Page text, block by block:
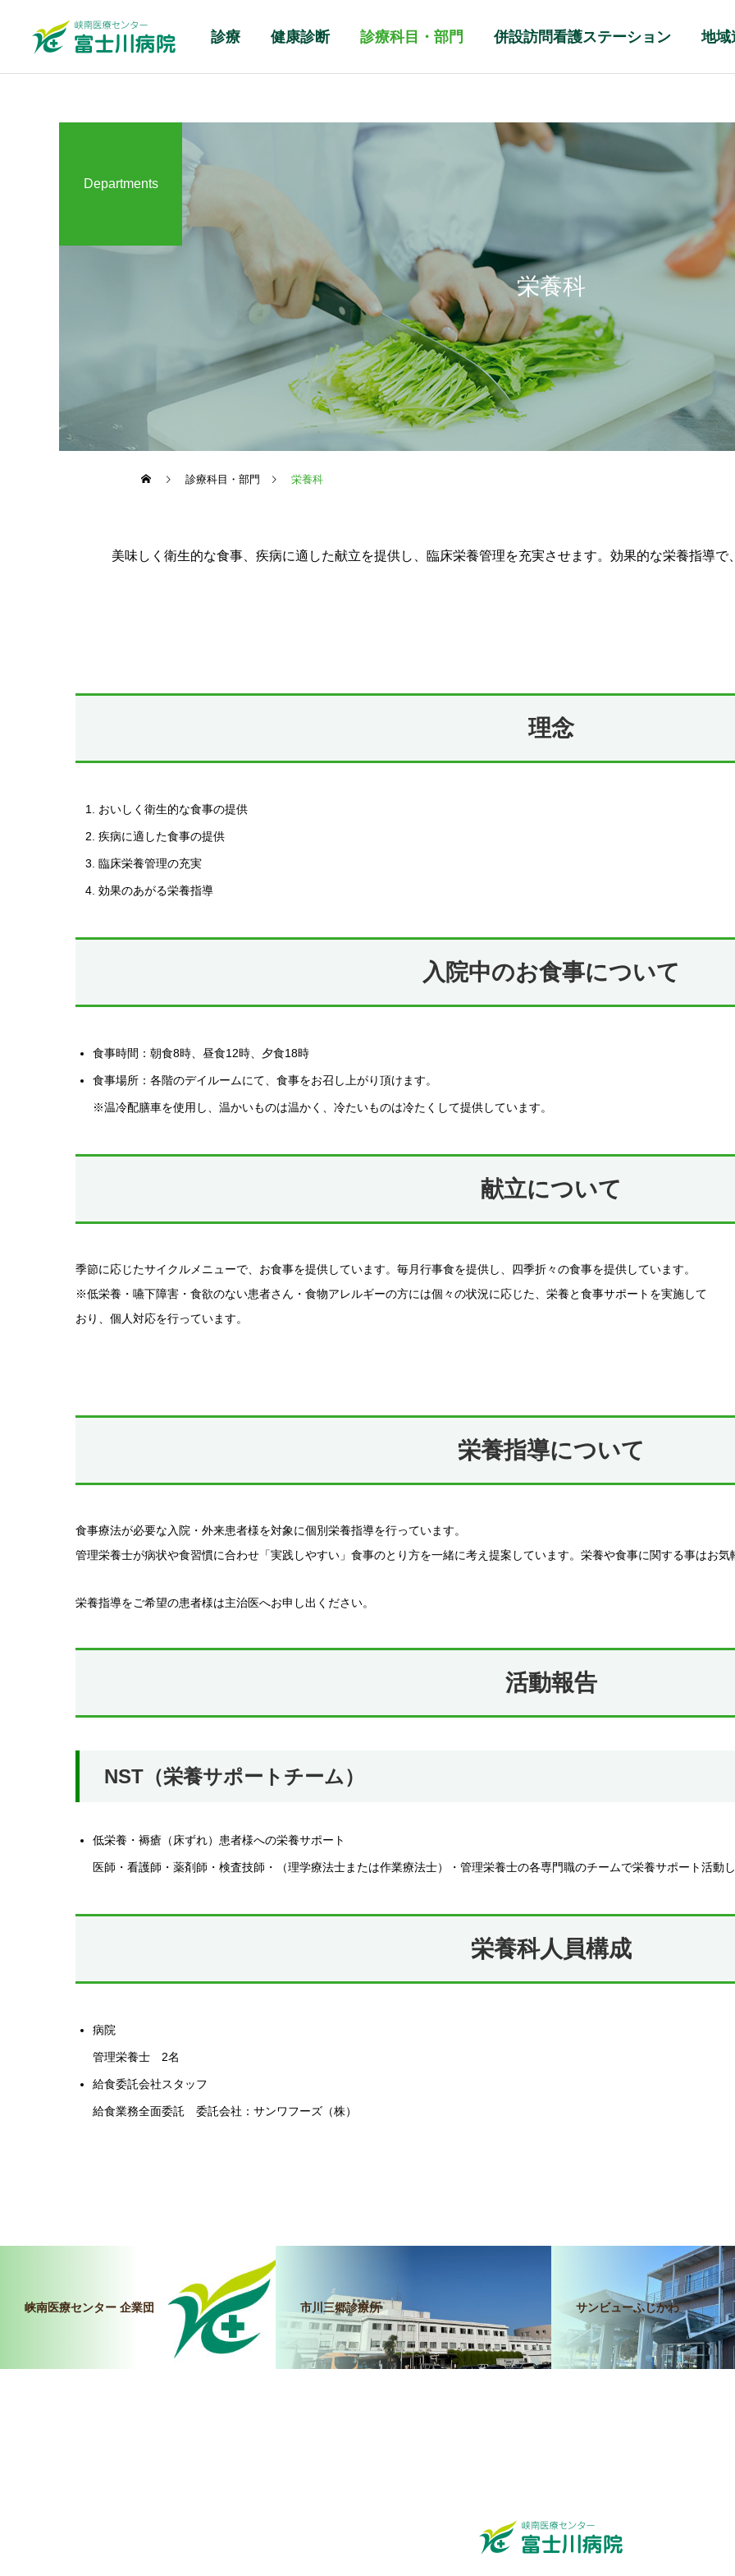
診療 健康診断 診療科目・部門 併設訪問看護ステーション 地域
栄養科
Departments
診療科目・部門 栄養科
美味しく衛生的な食事、疾病に適した献立を提供し、臨床栄養管理を充実させます。効果的な栄養指導で
理念
おいしく衛生的な食事の提供
疾病に適した食事の提供
臨床栄養管理の充実
効果のあがる栄養指導
入院中のお食事について
食事時間：朝食8時、昼食12時、夕食18時
食事場所：各階のデイルームにて、食事をお召し上がり頂けます。
※温冷配膳車を使用し、温かいものは温かく、冷たいものは冷たくして提供しています。
献立について
季節に応じたサイクルメニューで、お食事を提供しています。毎月行事食を提供し、四季折々の食事を提供しています。
※低栄養・嚥下障害・食欲のない患者さん・食物アレルギーの方には個々の状況に応じた、栄養と食事サポートを実施して
おり、個人対応を行っています。
栄養指導について
食事療法が必要な入院・外来患者様を対象に個別栄養指導を行っています。
管理栄養士が病状や食習慣に合わせ「実践しやすい」食事のとり方を一緒に考え提案しています。栄養や食事に関する事はお気
栄養指導をご希望の患者様は主治医へお申し出ください。
活動報告
NST（栄養サポートチーム）
低栄養・褥瘡（床ずれ）患者様への栄養サポート
医師・看護師・薬剤師・検査技師・（理学療法士または作業療法士）・管理栄養士の各専門職のチームで栄養サポート活動し
栄養科人員構成
病院
管理栄養士 2名
給食委託会社スタッフ
給食業務全面委託 委託会社：サンワフーズ（株）
峡南医療センター 企業団 市川三郷診療所 サンビューふじかわ